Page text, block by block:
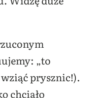
„to
prysznic!).
chciało